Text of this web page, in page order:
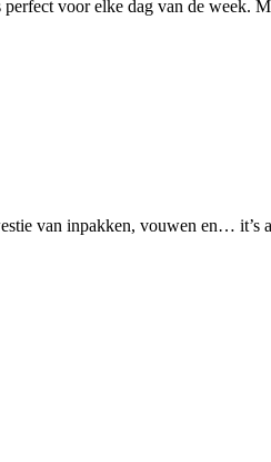
voor elke dag van de
van inpakken, vouwen en…